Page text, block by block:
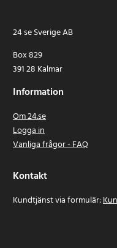
24 se Sverige AB
Box 829
391 28 Kalmar
Information
Om 24.se
Logga in
Vanliga frågor - FAQ
Kontakt
Kundtjänst via formulär: